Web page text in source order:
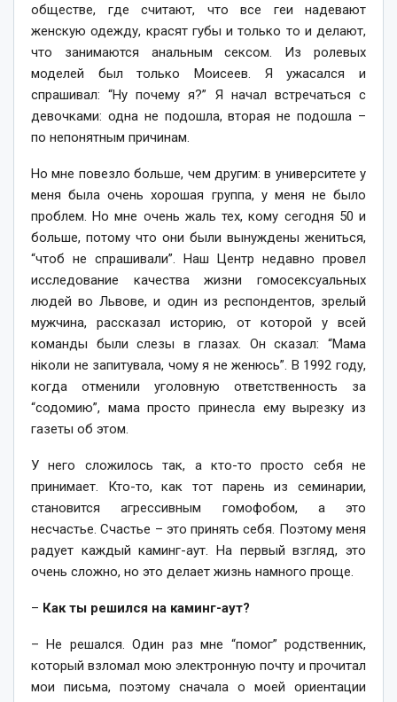
обществе, где считают, что все геи надевают
женскую одежду, красят губы и только то и делают,
что занимаются анальным сексом. Из ролевых
моделей был только Моисеев. Я ужасался и
спрашивал: “Ну почему я?” Я начал встречаться с
девочками: одна не подошла, вторая не подошла –
по непонятным причинам.
Но мне повезло больше, чем другим: в университете у
меня была очень хорошая группа, у меня не было
проблем. Но мне очень жаль тех, кому сегодня 50 и
больше, потому что они были вынуждены жениться,
“чтоб не спрашивали”. Наш Центр недавно провел
исследование качества жизни гомосексуальных
людей во Львове, и один из респондентов, зрелый
мужчина, рассказал историю, от которой у всей
команды были слезы в глазах. Он сказал: “Мама
ніколи не запитувала, чому я не женюсь”. В 1992 году,
когда отменили уголовную ответственность за
“содомию”, мама просто принесла ему вырезку из
газеты об этом.
У него сложилось так, а кто-то просто себя не
принимает. Кто-то, как тот парень из семинарии,
становится агрессивным гомофобом, а это
несчастье. Счастье – это принять себя. Поэтому меня
радует каждый каминг-аут. На первый взгляд, это
очень сложно, но это делает жизнь намного проще.
– Как ты решился на каминг-аут?
– Не решался. Один раз мне “помог” родственник,
который взломал мою электронную почту и прочитал
мои письма, поэтому сначала о моей ориентации